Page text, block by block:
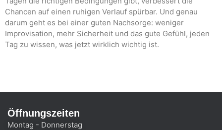
Chancen auf einen ruhigen Verlauf spürbar. Und genau
darum geht es bei einer guten Nachsorge: weniger
Improvisation, mehr Sicherheit und das gute Gefühl, jeden
Tag zu wissen, was jetzt wirklich wichtig ist.
Öffnungszeiten
Montag - Donnerstag